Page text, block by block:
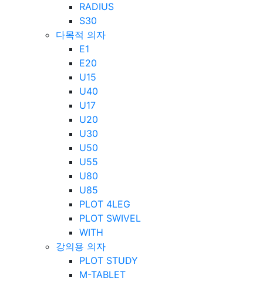
RADIUS
S30
다목적 의자
E1
E20
U15
U40
U17
U20
U30
U50
U55
U80
U85
PLOT 4LEG
PLOT SWIVEL
WITH
강의용 의자
PLOT STUDY
M-TABLET